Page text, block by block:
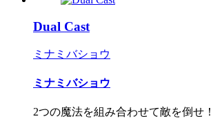
Dual Cast
ミナミバショウ
ミナミバショウ
2つの魔法を組み合わせて敵を倒せ！